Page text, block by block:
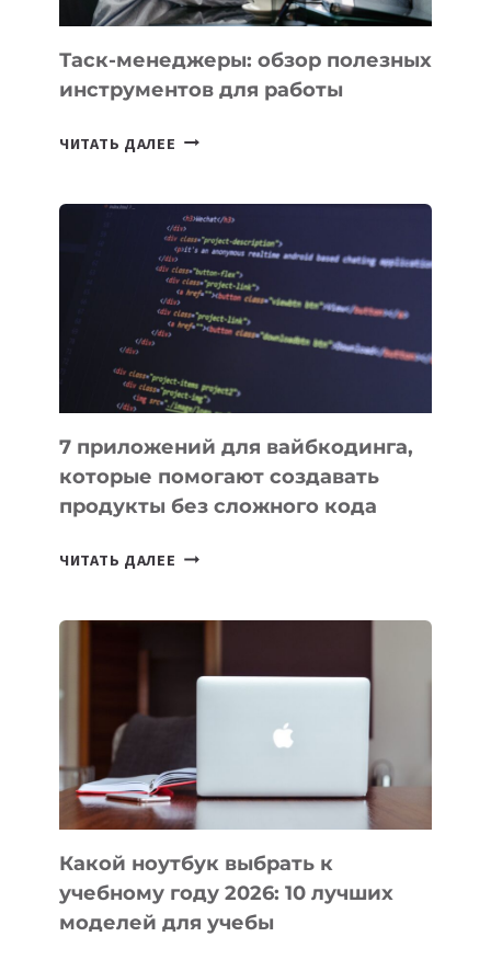
Таск-менеджеры: обзор полезных
инструментов для работы
ЧИТАТЬ ДАЛЕЕ ТАСК-
ПОЛЕЗНЫХ
ИНСТРУМЕНТОВ
ДЛЯ
РАБОТЫ
7 приложений для вайбкодинга,
которые помогают создавать
продукты без сложного кода
ЧИТАТЬ ДАЛЕЕ 7
ПОМОГАЮТ
СОЗДАВАТЬ
БЕЗ
СЛОЖНОГО
КОДА
Какой ноутбук выбрать к
учебному году 2026: 10 лучших
моделей для учебы